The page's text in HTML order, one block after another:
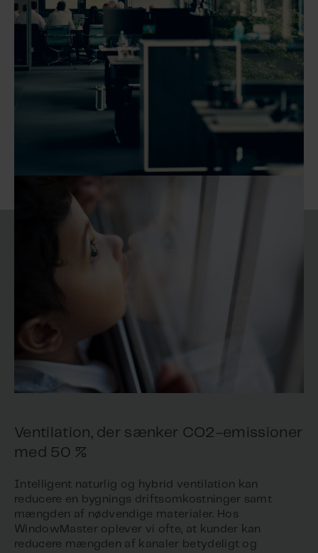
Ventilation, der sænker CO2-emissioner
med 50 %
Intelligent naturlig og hybrid ventilation kan
reducere en bygnings driftsomkostninger samt
mængden af nødvendige materialer. Hos
WindowMaster oplever vi ofte, at kunder kan
reducere mængden af kanaler betydeligt og